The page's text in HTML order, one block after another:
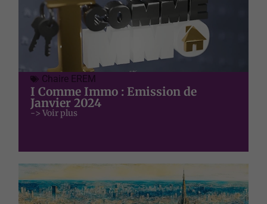
Chaire EREM
I Comme Immo : Emission de
Janvier 2024
-> Voir plus